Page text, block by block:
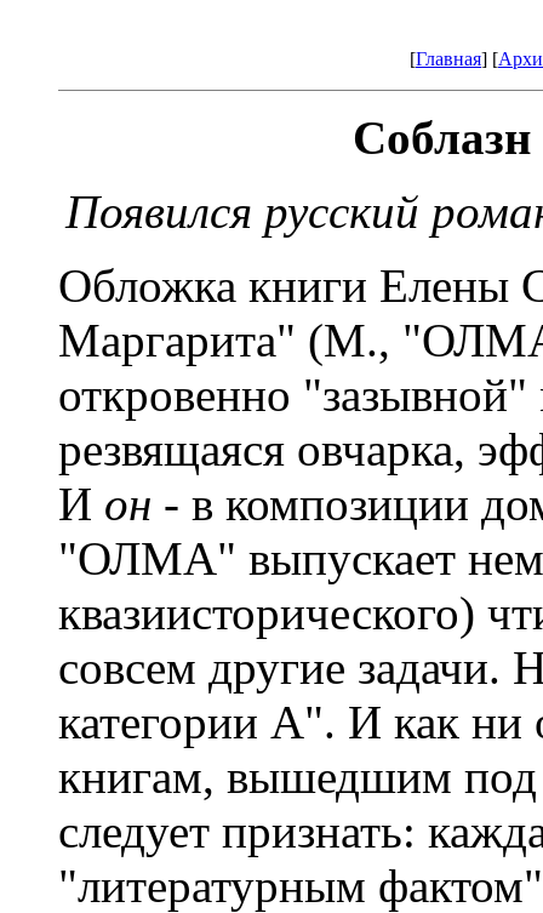
[Главная] [
Появился русский
Обложка книги Елены
Маргарита" (М.,
откровенно
резвящаяся овчарка,
И он - в композиции
"ОЛМА" выпускает
квазиисторического)
совсем другие задачи.
категории А". И как ни
книгам, вышедшим
следует признать:
"литературным